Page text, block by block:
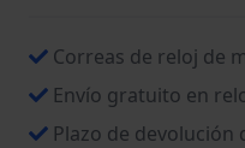
Correas de reloj de
Envío gratuito en
Plazo de devolución